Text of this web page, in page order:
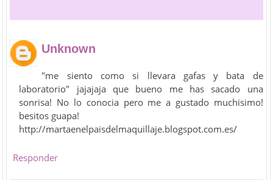
Unknown
"me siento como si llevara gafas y bata de
laboratorio" jajajaja que bueno me has sacado una
sonrisa! No lo conocia pero me a gustado muchisimo!
besitos guapa!
http://martaenelpaisdelmaquillaje.blogspot.com.es/
Responder